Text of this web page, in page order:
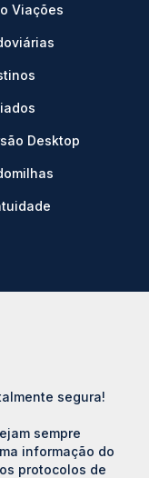
Viações
Desktop
segura!
sempre
informação do
protocolos de